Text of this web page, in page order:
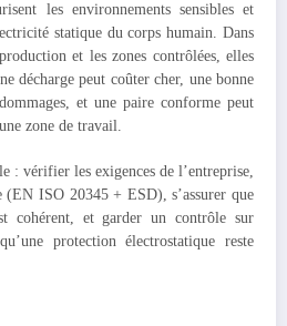
les environnements sensibles et
statique du corps humain. Dans
et les zones contrôlées, elles
décharge peut coûter cher, une bonne
et une paire conforme peut
zone de travail.
: vérifier les exigences de l’entreprise,
ISO 20345 + ESD), s’assurer que
cohérent, et garder un contrôle sur
protection électrostatique reste